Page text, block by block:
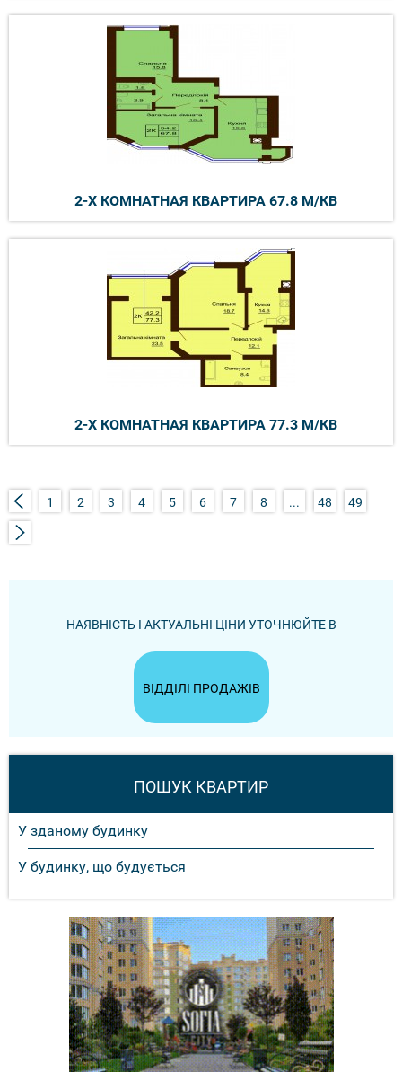
2-Х КОМНАТНАЯ КВАРТИРА 67.8 М/КВ
2-Х КОМНАТНАЯ КВАРТИРА 77.3 М/КВ
1 2 3 4 5 6 7 8 ... 48 49
НАЯВНІСТЬ І АКТУАЛЬНІ ЦІНИ УТОЧНЮЙТЕ В
ВІДДІЛІ ПРОДАЖІВ
ПОШУК КВАРТИР
У зданому будинку
У будинку, що будується